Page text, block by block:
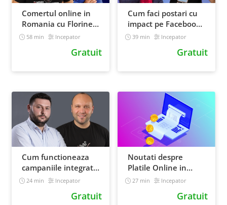
Comertul online in
Romania cu Florinel
Chis de la ARMO
58 min Incepator
Gratuit
Cum faci postari cu
impact pe Facebook -
Calin Biris de la
39 min Incepator
Gratuit
Cum functioneaza
campaniile integrate
Google Ads si
George Raschitor de
24 min Incepator
Gratuit
Noutati despre
Platile Online in
Romania cu Horia
27 min Incepator
Gratuit